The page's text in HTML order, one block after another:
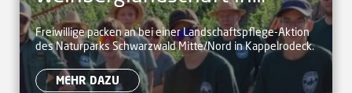
Kappelrodeck pflegen
Freiwillige packen an bei einer Landschaftspflege-Aktion
des Naturparks Schwarzwald Mitte/Nord in Kappelrodeck.
MEHR DAZU